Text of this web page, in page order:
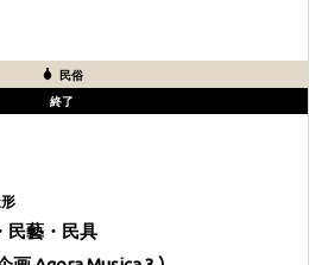
民俗
終了
民藝・民具